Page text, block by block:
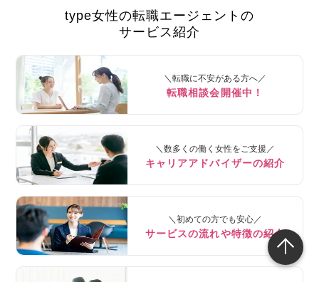
type女性の転職エージェントの
サービス紹介
＼転職に不安がある方へ／
転職相談会開催中！
＼数多くの働く女性をご支援／
キャリアアドバイザーの紹介
＼初めての方でも安心／
サービスの流れや特徴の紹介